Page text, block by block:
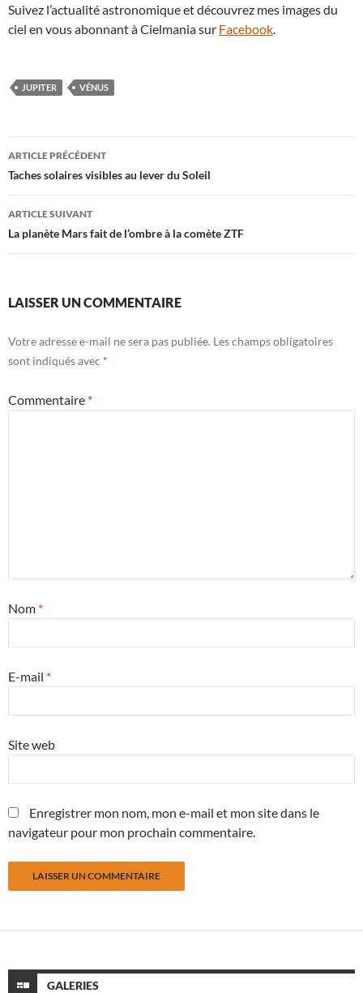
Suivez l’actualité astronomique et découvrez mes images du
ciel en vous abonnant à Cielmania sur Facebook
JUPITER VÉNUS
Navigation
des
articles
ARTICLE PRÉCÉDENT
Taches solaires visibles au lever du Soleil
ARTICLE SUIVANT
La planète Mars fait de l’ombre à la comète ZTF
LAISSER UN COMMENTAIRE
Votre adresse e-mail ne sera pas publiée. Les champs obligatoires
sont indiqués avec *
Commentaire *
Nom *
E-mail *
Site web
Enregistrer mon nom, mon e-mail et mon site dans le
navigateur pour mon prochain commentaire.
GALERIES